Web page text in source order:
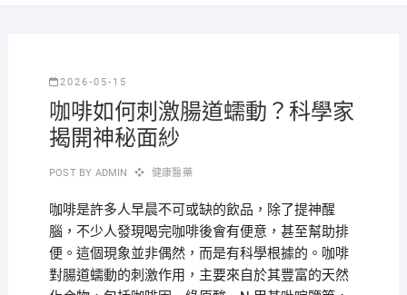
2026-05-15
咖啡如何刺激腸道蠕動？科學家
揭開神秘面紗
POST BY ADMIN 健康醫藥
咖啡是許多人早晨不可或缺的飲品，除了提神醒
腦，不少人發現喝完咖啡後會有便意，甚至幫助排
便。這個現象並非偶然，而是有科學根據的。咖啡
對腸道蠕動的刺激作用，主要來自於其豐富的天然